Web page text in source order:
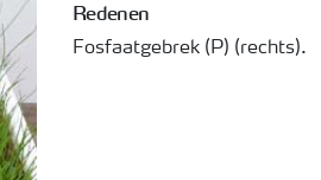
Redenen
Fosfaatgebrek (P) (rechts).